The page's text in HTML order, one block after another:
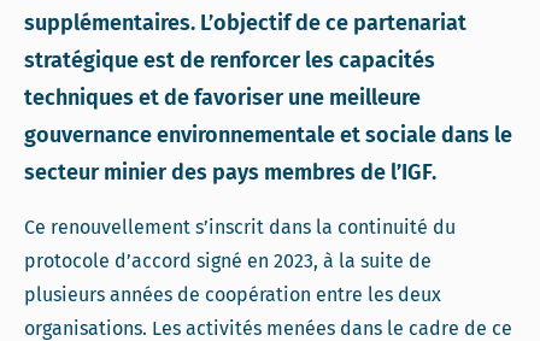
supplémentaires. L’objectif de ce partenariat
stratégique est de renforcer les capacités
techniques et de favoriser une meilleure
gouvernance environnementale et sociale dans le
secteur minier des pays membres de l’IGF.
Ce renouvellement s’inscrit dans la continuité du
protocole d’accord signé en 2023, à la suite de
plusieurs années de coopération entre les deux
organisations. Les activités menées dans le cadre de ce